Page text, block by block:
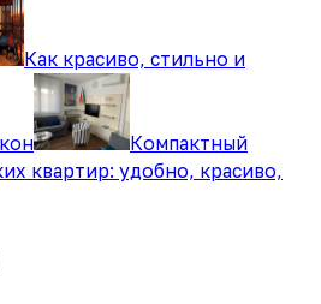
Как красиво, стильно и
Компактный
квартир: удобно, красиво,